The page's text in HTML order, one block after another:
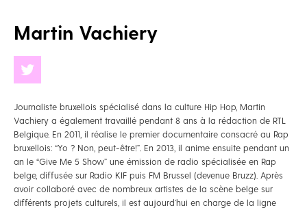
Martin Vachiery
Journaliste bruxellois spécialisé dans la culture Hip Hop, Martin
Vachiery a également travaillé pendant 8 ans à la rédaction de RTL
Belgique. En 2011, il réalise le premier documentaire consacré au Rap
bruxellois: “Yo ? Non, peut-être!”. En 2013, il anime ensuite pendant un
an le “Give Me 5 Show” une émission de radio spécialisée en Rap
belge, diffusée sur Radio KIF puis FM Brussel (devenue Bruzz). Après
avoir collaboré avec de nombreux artistes de la scène belge sur
différents projets culturels, il est aujourd’hui en charge de la ligne